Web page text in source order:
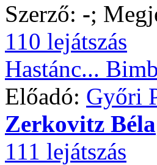
Szerző: -;
110 lejátszás
Hastánc...
Előadó: Győri
Zerkovitz Béla
111 lejátszás